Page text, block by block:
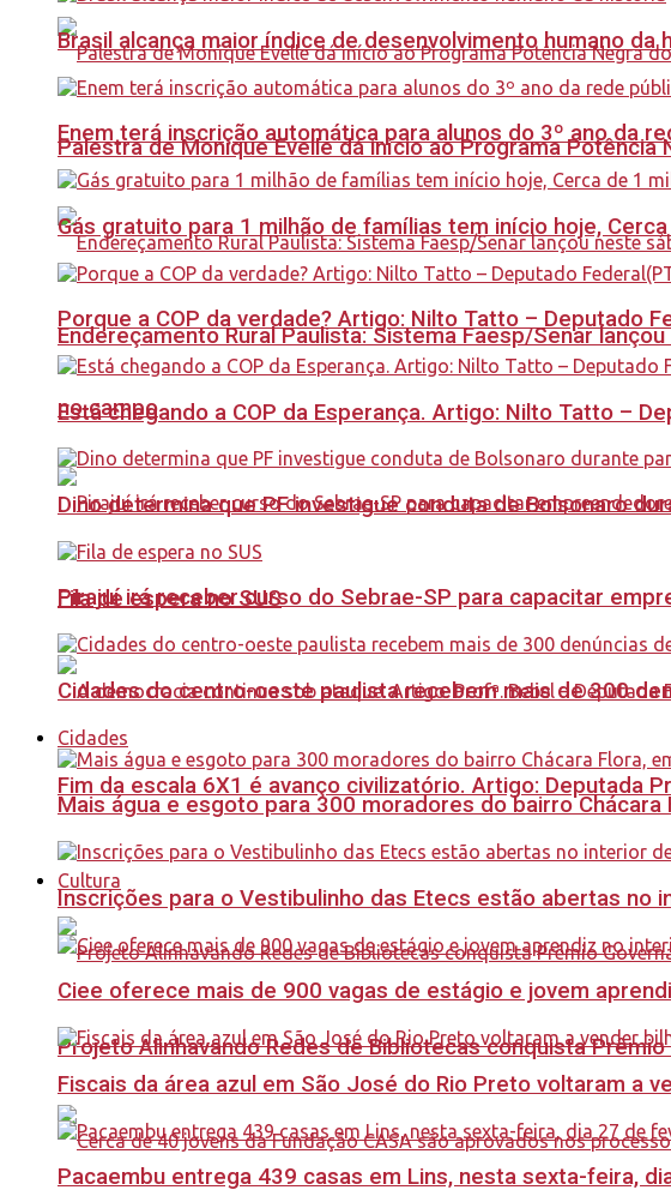
Palestra de Monique Evelle dá início ao Programa Potência
Endereçamento Rural Paulista: Sistema Faesp/Senar
no campo
Pirajuí irá receber curso do Sebrae-SP para capacitar
Fim da escala 6X1 é avanço civilizatório. Artigo: Deputada
Cultura
Projeto Alinhavando Redes de Bibliotecas conquista
Brasil alcança maior índice de desenvolvimento humano da
Enem terá inscrição automática para alunos do 3º ano da
Gás gratuito para 1 milhão de famílias tem início hoje,
Porque a COP da verdade? Artigo: Nilto Tatto – Deputado
Está chegando a COP da Esperança. Artigo: Nilto Tatto –
Dino determina que PF investigue conduta de Bolsonaro
Fila de espera no SUS
Cidades do centro-oeste paulista recebem mais de 300
Cidades
Mais água e esgoto para 300 moradores do bairro Chácara
Inscrições para o Vestibulinho das Etecs estão abertas no
Ciee oferece mais de 900 vagas de estágio e jovem
Fiscais da área azul em São José do Rio Preto voltaram a
Pacaembu entrega 439 casas em Lins, nesta sexta-feira,